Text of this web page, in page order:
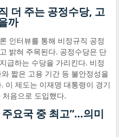
더 주는 공정수당, 고
까
인터뷰를 통해 비정규직 공정
밝혀 주목된다. 공정수당은 단
급하는 수당을 가리킨다. 비정
짧은 고용 기간 등 불안정성을
이 제도는 이재명 대통령이 경기
음으로 도입했다.
요국 중 최고”...의미